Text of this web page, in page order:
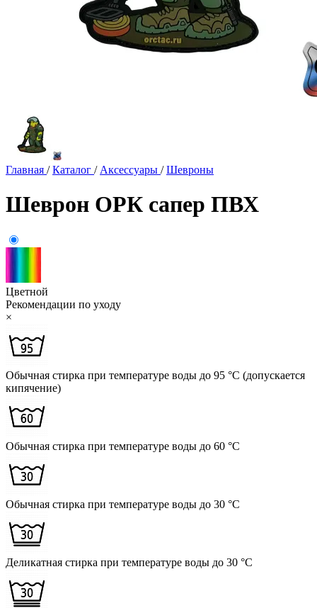
Главная / Каталог / Аксессуары / Шевроны
Шеврон ОРК сапер ПВХ
Цветной
Рекомендации по уходу
×
Обычная стирка при температуре воды до 95 °C (допускается
кипячение)
Обычная стирка при температуре воды до 60 °C
Обычная стирка при температуре воды до 30 °C
Деликатная стирка при температуре воды до 30 °C